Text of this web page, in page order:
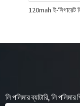
লি পলিমার ব্যাটারি, লি পলিমার